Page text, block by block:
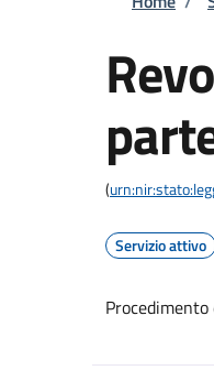
(
Servizio attivo